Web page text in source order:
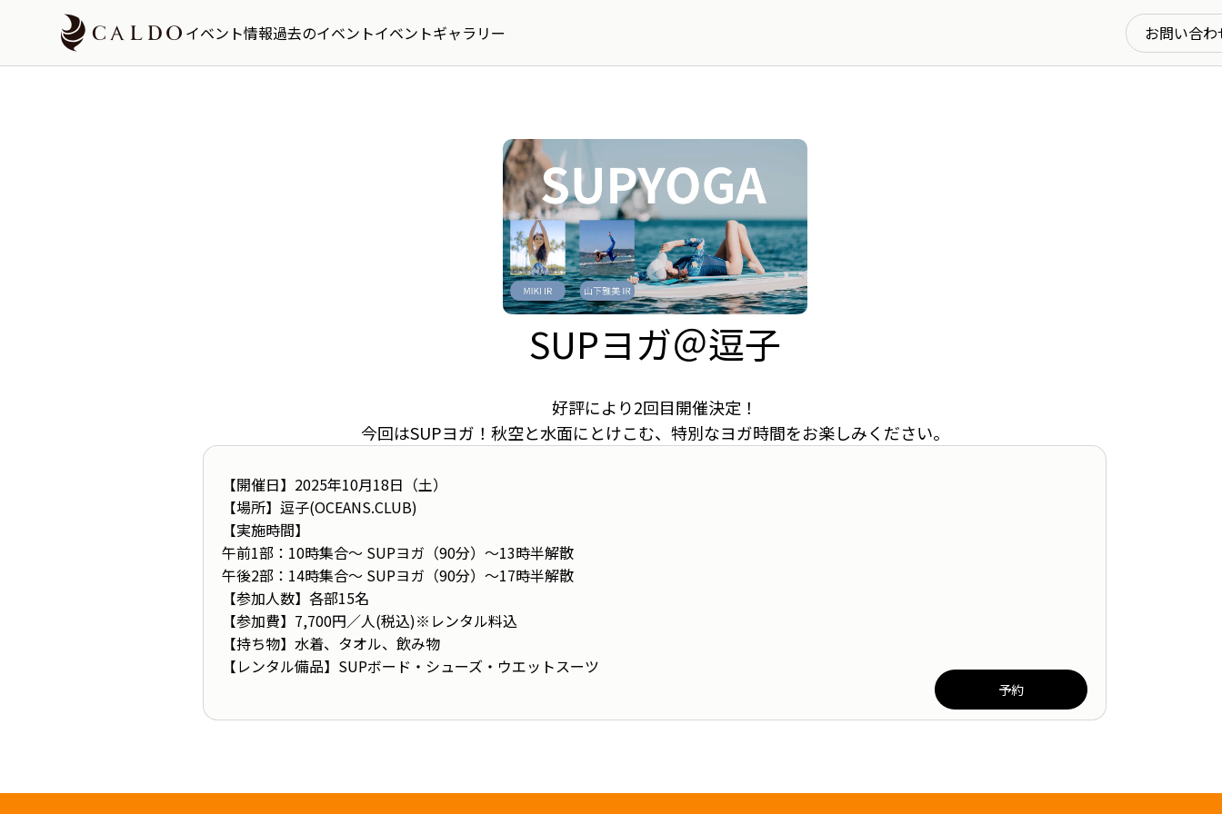
イベント情報過去のイベントイベントギャラリー お問い合わ
SUPヨガ＠逗子
好評により2回目開催決定！
今回はSUPヨガ！秋空と水面にとけこむ、特別なヨガ時間をお楽しみください。
【開催日】2025年10月18日（土）
【場所】逗子(OCEANS.CLUB)
【実施時間】
午前1部：10時集合～ SUPヨガ（90分）～13時半解散
午後2部：14時集合～ SUPヨガ（90分）～17時半解散
【参加人数】各部15名
【参加費】7,700円／人(税込)※レンタル料込
【持ち物】水着、タオル、飲み物
【レンタル備品】SUPボード・シューズ・ウエットスーツ
予約